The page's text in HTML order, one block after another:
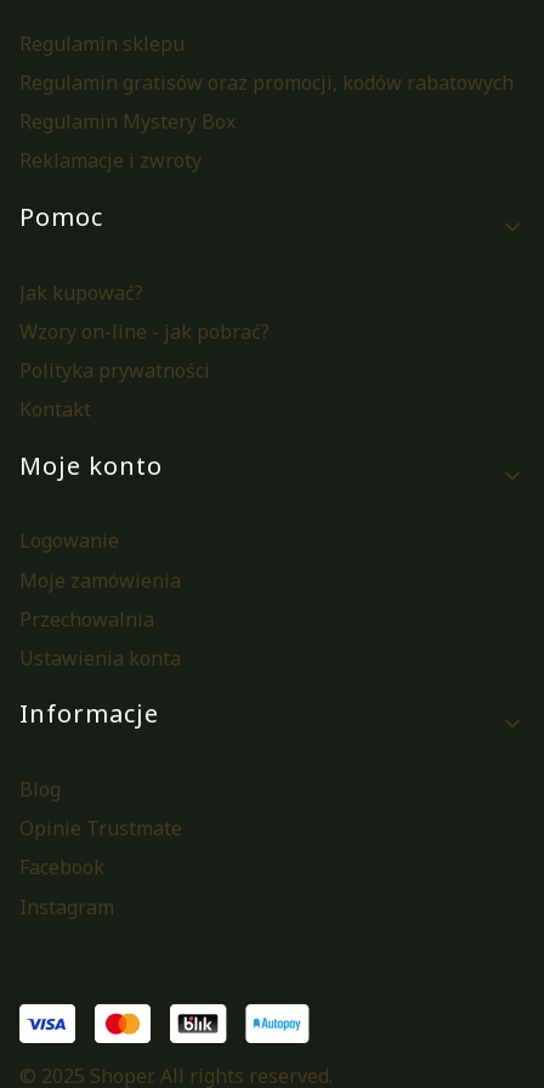
Regulamin sklepu
Regulamin gratisów oraz promocji, kodów rabatowych
Regulamin Mystery Box
Reklamacje i zwroty
Pomoc
Jak kupować?
Wzory on-line - jak pobrać?
Polityka prywatności
Kontakt
Moje konto
Logowanie
Moje zamówienia
Przechowalnia
Ustawienia konta
Informacje
Blog
Opinie Trustmate
Facebook
Instagram
© 2025 Shoper. All rights reserved.